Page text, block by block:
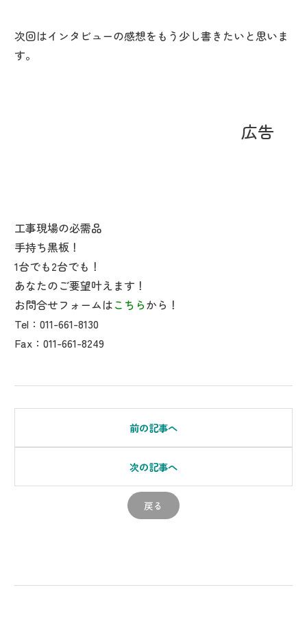
次回はインタビューの感想をもう少し書きたいと思いま
す。
広告
工事現場の必需品
手持ち黒板！
1台でも2台でも！
あなたのご要望叶えます！
お問合せフォームはこちらから！
Tel：011-661-8130
Fax：011-661-8249
前の記事へ
戻る
次の記事へ